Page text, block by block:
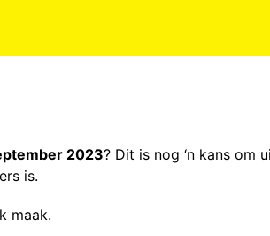
2023? Dit is nog ‘n kans om
is.
maak.